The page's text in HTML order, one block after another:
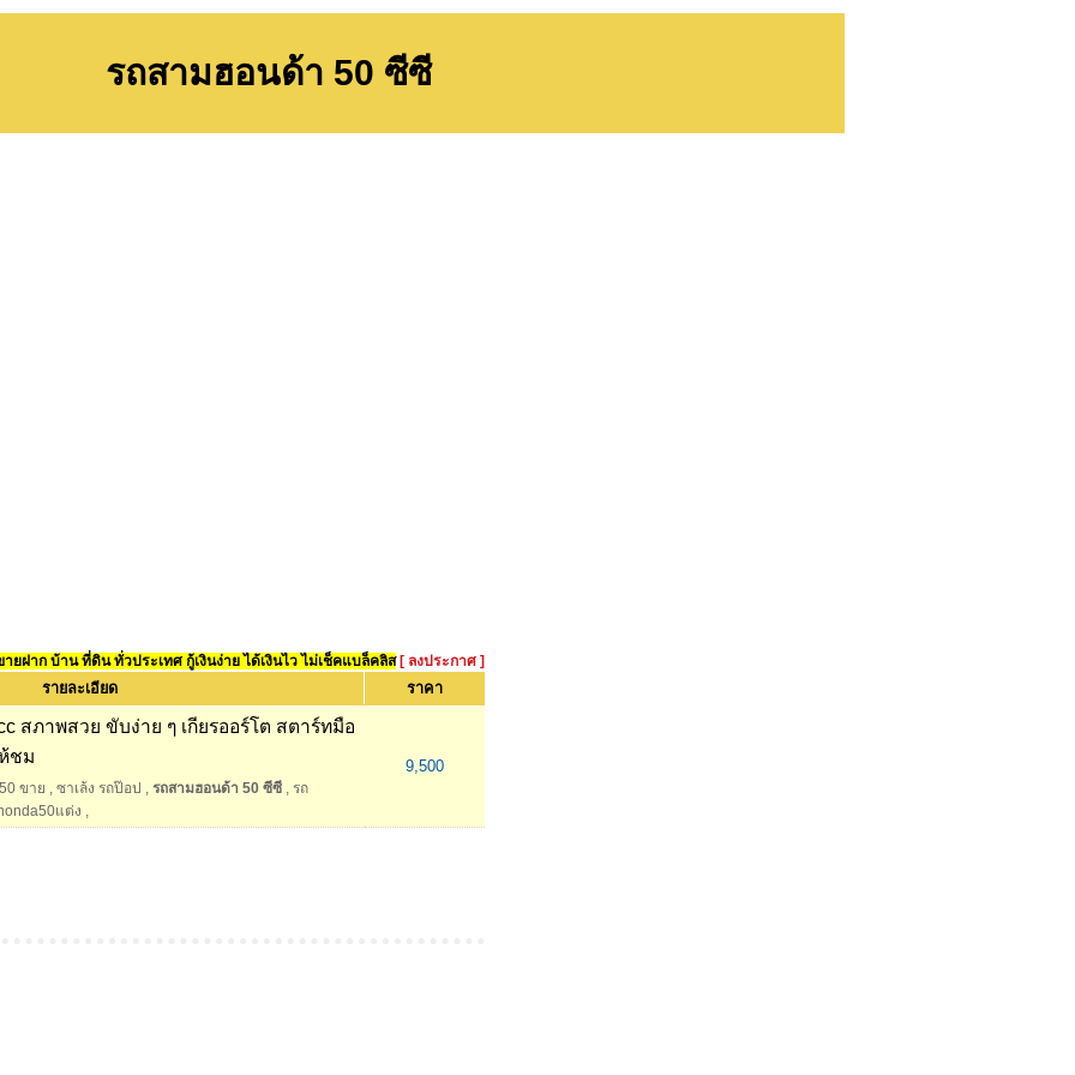
รถสามฮอนด้า 50 ซีซี
ยฝาก บ้าน ที่ดิน ทั่วประเทศ กู้เงินง่าย ได้เงินไว ไม่เช็คแบล็คลิส [ ลงประกาศ ]
รายละเอียด ราคา
สภาพสวย ขับง่าย ๆ เกียรออร์โต สตาร์ทมือ
ชม
ขาย , ซาเล้ง รถป๊อป , รถสามฮอนด้า 50 ซีซี , รถ
แต่ง ,
9,500